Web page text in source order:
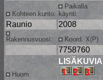
Kohteen kunto:
Paikalla
käynti:
Raunio 2008
Rakennusvuosi: Koord. X(P)
7758760
Huom:
LISÄKUVIA